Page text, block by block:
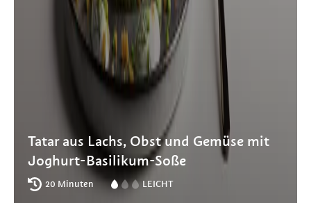
Tatar aus Lachs, Obst und Gemüse mit
Joghurt-Basilikum-Soße
20 Minuten LEICHT